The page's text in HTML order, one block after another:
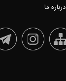
درباره ما